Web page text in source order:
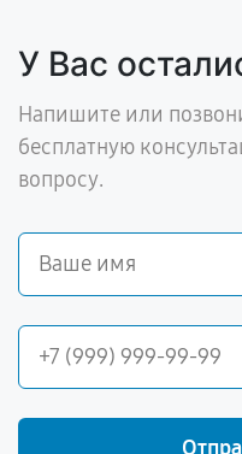
У Вас
Напишите или
бесплатную
вопросу.